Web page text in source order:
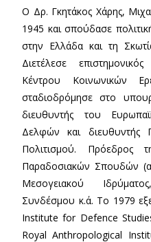
Ο Δρ. Γκητάκος Χάρης,
1945 και σπούδασε
στην Ελλάδα και τη
Διετέλεσε
Κέντρου Κοινωνικών
σταδιοδρόμησε στο
διευθυντής του
Δελφών και διευθυντής
Πολιτισμού. Πρόεδρος
Παραδοσιακών Σπουδών
Μεσογειακού
Συνδέσμου κ.ά. Το 1979
Institute for Defence
Royal Anthropological